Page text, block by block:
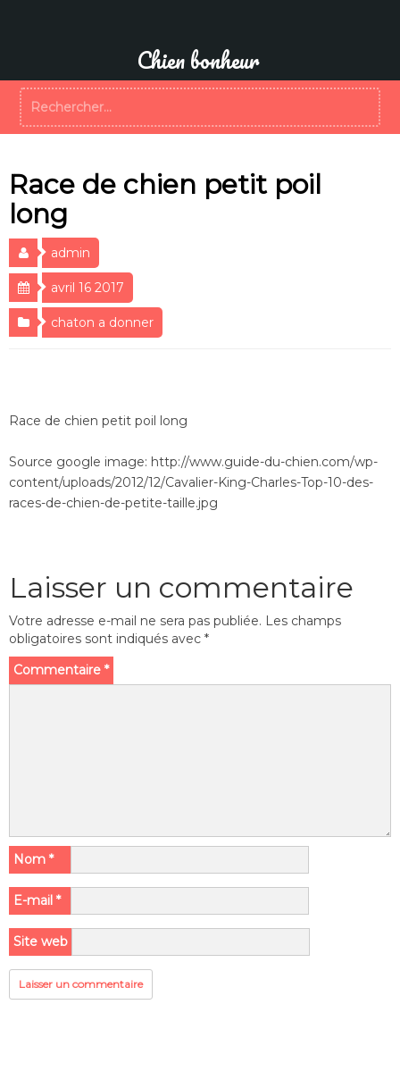
Chien bonheur
Race de chien petit poil
long
admin
avril 16 2017
chaton a donner
Race de chien petit poil long
Source google image: http://www.guide-du-chien.com/wp-
content/uploads/2012/12/Cavalier-King-Charles-Top-10-des-
races-de-chien-de-petite-taille.jpg
Laisser un commentaire
Votre adresse e-mail ne sera pas publiée. Les champs
obligatoires sont indiqués avec *
Commentaire *
Nom *
E-mail *
Site web
Rechercher :